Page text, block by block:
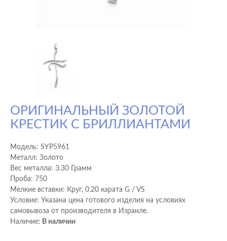
ОРИГИНАЛЬНЫЙ ЗОЛОТОЙ
КРЕСТИК С БРИЛЛИАНТАМИ
Модель: SYP5961
Металл: Золото
Вес металла: 3.30 Грамм
Проба: 750
Мелкие вставки: Круг, 0.20 карата G / VS
Условие: Указана цена готового изделия на условиях
самовывоза от производителя в Израиле.
Наличие: В наличии